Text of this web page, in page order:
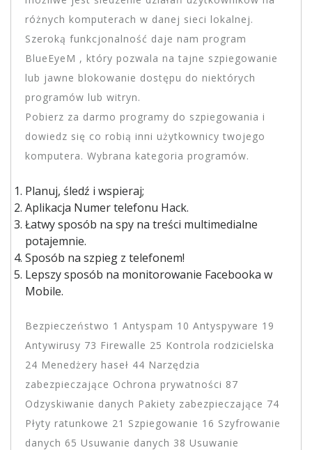
różnych komputerach w danej sieci lokalnej.
Szeroką funkcjonalność daje nam program
BlueEyeM , który pozwala na tajne szpiegowanie
lub jawne blokowanie dostępu do niektórych
programów lub witryn.
Pobierz za darmo programy do szpiegowania i
dowiedz się co robią inni użytkownicy twojego
komputera. Wybrana kategoria programów.
Planuj, śledź i wspieraj;
Aplikacja Numer telefonu Hack.
Łatwy sposób na spy na treści multimedialne
potajemnie.
Sposób na szpieg z telefonem!
Lepszy sposób na monitorowanie Facebooka w
Mobile.
Bezpieczeństwo 1 Antyspam 10 Antyspyware 19
Antywirusy 73 Firewalle 25 Kontrola rodzicielska
24 Menedżery haseł 44 Narzędzia
zabezpieczające Ochrona prywatności 87
Odzyskiwanie danych Pakiety zabezpieczające 74
Płyty ratunkowe 21 Szpiegowanie 16 Szyfrowanie
danych 65 Usuwanie danych 38 Usuwanie